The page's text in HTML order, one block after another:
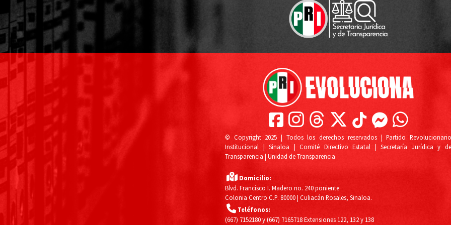
© Copyright 2025 | Todos los derechos reservados | Partido Revolucionario
Institucional | Sinaloa | Comité Directivo Estatal | Secretaría Jurídica y de
Transparencia | Unidad de Transparencia
Domicilio:
Blvd. Francisco I. Madero no. 240 poniente
Colonia Centro C.P. 80000 | Culiacán Rosales, Sinaloa.
Teléfonos:
(667) 7152180y(667) 7165718Extensiones 122, 132 y 138